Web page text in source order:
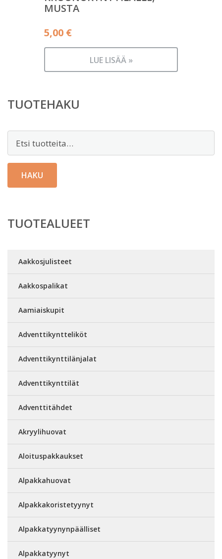
MUSTA
5,00 €
LUE LISÄÄ »
TUOTEHAKU
HAKU
TUOTEALUEET
Aakkosjulisteet
Aakkospalikat
Aamiaiskupit
Adventtikyntteliköt
Adventtikynttilänjalat
Adventtikynttilät
Adventtitähdet
Akryylihuovat
Aloituspakkaukset
Alpakkahuovat
Alpakkakoristetyynyt
Alpakkatyynynpäälliset
Alpakkatyynyt